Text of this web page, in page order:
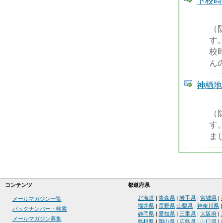
す
校
ん
神栖
す
ま
コンテンツ 都道府県
メールマガジン一覧
バックナンバー・検索
メールマガジン募集
北海道 青森県 岩手県 宮城県
福井県
長野県 山梨県 神奈川県
静岡県
愛知県 三重県 大阪府
島根県
岡山県 広島県 山口県